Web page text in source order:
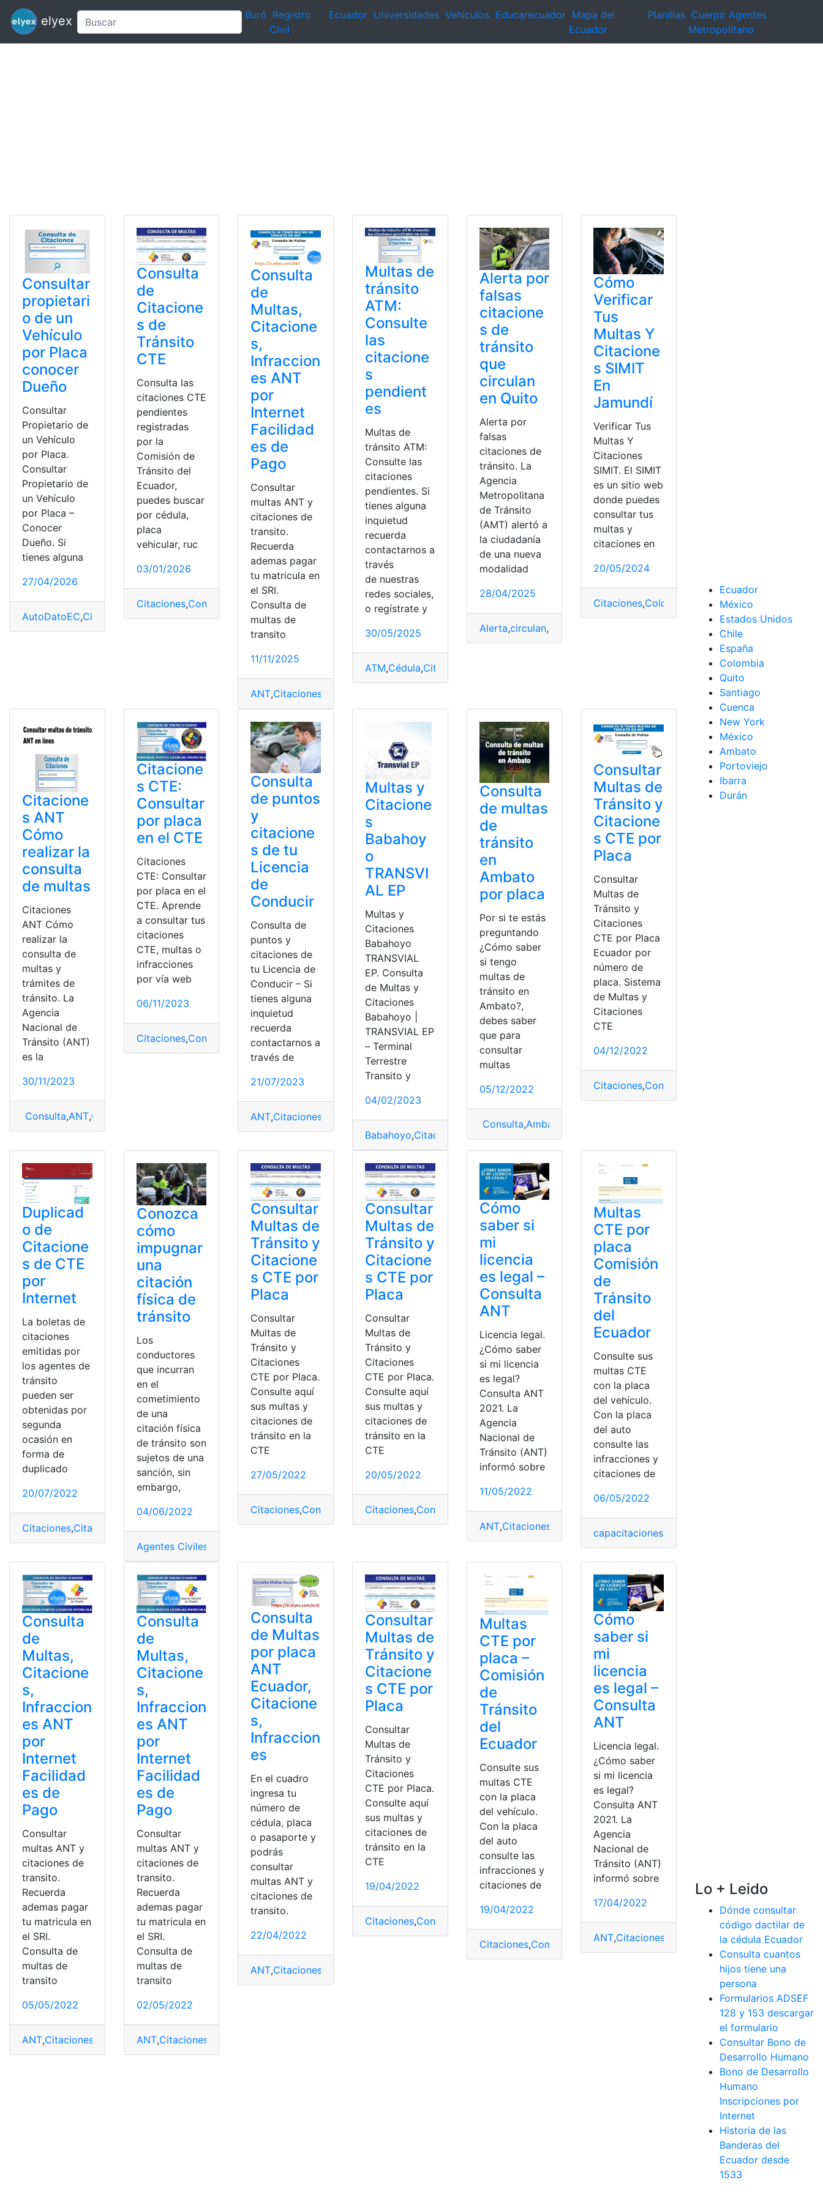
elyex Buró Registro
Civil
Ecuador Universidades Vehículos Educarecuador Mapa del
Ecuador
Planillas Cuerpo Agentes
Metropolitano
Consultar
propietari
o de un
Vehículo
por Placa
conocer
Dueño
Consultar
Propietario de
un Vehículo
por Placa.
Consultar
Propietario de
un Vehículo
por Placa –
Conocer
Dueño. Si
tienes alguna
27/04/2026
AutoDatoEC,Citaciones,Herramientas,Información,Vehículo, Vehículo por Placa
Consulta
de
Citacione
s de
Tránsito
CTE
Consulta las
citaciones CTE
pendientes
registradas
por la
Comisión de
Tránsito del
Ecuador,
puedes buscar
por cédula,
placa
vehicular, ruc
03/01/2026
Citaciones,Consulta ,Transito
Consulta
de
Multas,
Citacione
s,
Infraccion
es ANT
por
Internet
Facilidad
es de
Pago
Consultar
multas ANT y
citaciones de
transito.
Recuerda
ademas pagar
tu matricula en
el SRI.
Consulta de
multas de
transito
11/11/2025
ANT,Citaciones
Multas de
tránsito
ATM:
Consulte
las
citacione
s
pendient
es
Multas de
tránsito ATM:
Consulte las
citaciones
pendientes. Si
tienes alguna
inquietud
recuerda
contactarnos a
través
de nuestras
redes sociales,
o regístrate y
30/05/2025
ATM,Cédula,Citaciones
Alerta por
falsas
citacione
s de
tránsito
que
circulan
en Quito
Alerta por
falsas
citaciones de
tránsito. La
Agencia
Metropolitana
de Tránsito
(AMT) alertó a
la ciudadanía
de una nueva
modalidad
28/04/2025
Alerta,circulan, Reconocer
Cómo
Verificar
Tus
Multas Y
Citacione
s SIMIT
En
Jamundí
Verificar Tus
Multas Y
Citaciones
SIMIT. El SIMIT
es un sitio web
donde puedes
consultar tus
multas y
citaciones en
20/05/2024
Citaciones,Colombia Jamundí,Multas
Citacione
s ANT
Cómo
realizar la
consulta
de multas
Citaciones
ANT Cómo
realizar la
consulta de
multas y
trámites de
tránsito. La
Agencia
Nacional de
Tránsito (ANT)
es la
30/11/2023
Consulta,ANT,Citaciones infracción de tránsito
Citacione
s CTE:
Consultar
por placa
en el CTE
Citaciones
CTE: Consultar
por placa en el
CTE. Aprende
a consultar tus
citaciones
CTE, multas o
infracciones
por vía web
06/11/2023
Citaciones,Consultas CTE ,Placas
Consulta
de puntos
y
citacione
s de tu
Licencia
de
Conducir
Consulta de
puntos y
citaciones de
tu Licencia de
Conducir – Si
tienes alguna
inquietud
recuerda
contactarnos a
través de
21/07/2023
ANT,Citaciones Consultar Puntos de la Licencia
Multas y
Citacione
s
Babahoy
o
TRANSVI
AL EP
Multas y
Citaciones
Babahoyo
TRANSVIAL
EP. Consulta
de Multas y
Citaciones
Babahoyo |
TRANSVIAL EP
– Terminal
Terrestre
Transito y
04/02/2023
Babahoyo,Citaciones
Consulta
de multas
de
tránsito
en
Ambato
por placa
Por si te estás
preguntando
¿Cómo saber
si tengo
multas de
tránsito en
Ambato?,
debes saber
que para
consultar
multas
05/12/2022
Consulta,Ambato
Consultar
Multas de
Tránsito y
Citacione
s CTE por
Placa
Consultar
Multas de
Tránsito y
Citaciones
CTE por Placa
Ecuador por
número de
placa. Sistema
de Multas y
Citaciones
CTE
04/12/2022
Citaciones,Consulta
Duplicad
o de
Citacione
s de CTE
por
Internet
La boletas de
citaciones
emitidas por
los agentes de
tránsito
pueden ser
obtenidas por
segunda
ocasión en
forma de
duplicado
20/07/2022
Citaciones,Citaciones de CTE Requisitos
Conozca
cómo
impugnar
una
citación
física de
tránsito
Los
conductores
que incurran
en el
cometimiento
de una
citación física
de tránsito son
sujetos de una
sanción, sin
embargo,
04/06/2022
Agentes Civiles de Tránsito Vehículos
Consultar
Multas de
Tránsito y
Citacione
s CTE por
Placa
Consultar
Multas de
Tránsito y
Citaciones
CTE por Placa.
Consulte aquí
sus multas y
citaciones de
tránsito en la
CTE
27/05/2022
Citaciones,Consultar Multas de Tránsito controlar noticias,debo de placas
Consultar
Multas de
Tránsito y
Citacione
s CTE por
Placa
Consultar
Multas de
Tránsito y
Citaciones
CTE por Placa.
Consulte aquí
sus multas y
citaciones de
tránsito en la
CTE
20/05/2022
Citaciones,Consultar Multas de Tránsito,controlar noticias
Cómo
saber si
mi
licencia
es legal –
Consulta
ANT
Licencia legal.
¿Cómo saber
si mi licencia
es legal?
Consulta ANT
2021. La
Agencia
Nacional de
Tránsito (ANT)
informó sobre
11/05/2022
ANT,Citaciones Legal licencia de conducir
Multas
CTE por
placa
Comisión
de
Tránsito
del
Ecuador
Consulte sus
multas CTE
con la placa
del vehículo.
Con la placa
del auto
consulte las
infracciones y
citaciones de
06/05/2022
capacitaciones
Consulta
de
Multas,
Citacione
s,
Infraccion
es ANT
por
Internet
Facilidad
es de
Pago
Consultar
multas ANT y
citaciones de
transito.
Recuerda
ademas pagar
tu matricula en
el SRI.
Consulta de
multas de
transito
05/05/2022
ANT,Citaciones Infracciones,Multas,pago
Consulta
de
Multas,
Citacione
s,
Infraccion
es ANT
por
Internet
Facilidad
es de
Pago
Consultar
multas ANT y
citaciones de
transito.
Recuerda
ademas pagar
tu matricula en
el SRI.
Consulta de
multas de
transito
02/05/2022
ANT,Citaciones
Consulta
de Multas
por placa
ANT
Ecuador,
Citacione
s,
Infraccion
es
En el cuadro
ingresa tu
número de
cédula, placa
o pasaporte y
podrás
consultar
multas ANT y
citaciones de
transito.
22/04/2022
ANT,Citaciones
Consultar
Multas de
Tránsito y
Citacione
s CTE por
Placa
Consultar
Multas de
Tránsito y
Citaciones
CTE por Placa.
Consulte aquí
sus multas y
citaciones de
tránsito en la
CTE
19/04/2022
Citaciones,Consultar Multas de Tránsito Noticias,placa,Sistema online
Multas
CTE por
placa –
Comisión
de
Tránsito
del
Ecuador
Consulte sus
multas CTE
con la placa
del vehículo.
Con la placa
del auto
consulte las
infracciones y
citaciones de
19/04/2022
Citaciones,Comisión de Tránsito,consultar Multas
Cómo
saber si
mi
licencia
es legal –
Consulta
ANT
Licencia legal.
¿Cómo saber
si mi licencia
es legal?
Consulta ANT
2021. La
Agencia
Nacional de
Tránsito (ANT)
informó sobre
17/04/2022
ANT,Citaciones Legal,licencia de
Ecuador
México
Estados Unidos
Chile
España
Colombia
Quito
Santiago
Cuenca
New York
México
Ambato
Portoviejo
Ibarra
Durán
Lo + Leido
Dónde consultar
código dactilar de
la cédula Ecuador
Consulta cuantos
hijos tiene una
persona
Formularios ADSEF
128 y 153 descargar
el formulario
Consultar Bono de
Desarrollo Humano
Bono de Desarrollo
Humano
Inscripciones por
Internet
Historia de las
Banderas del
Ecuador desde
1533